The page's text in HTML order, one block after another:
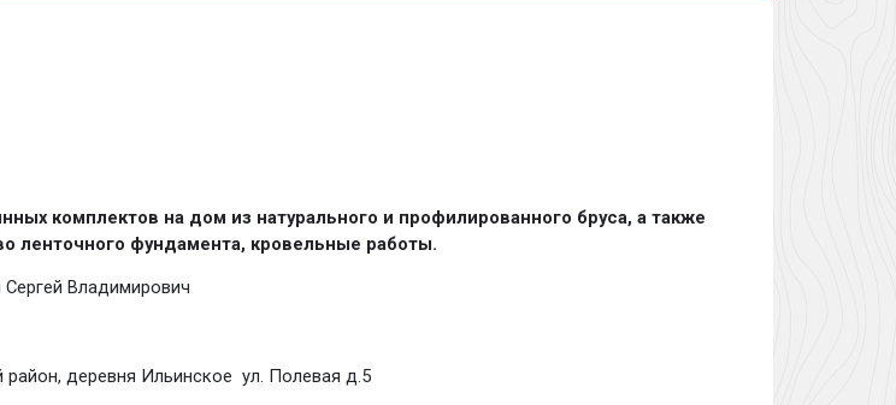
комплектов на дом из натурального и профилированного бруса, а также
ленточного фундамента, кровельные работы.
Владимирович
район, деревня Ильинское ул. Полевая д.5